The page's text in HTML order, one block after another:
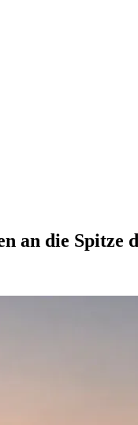
an die Spitze